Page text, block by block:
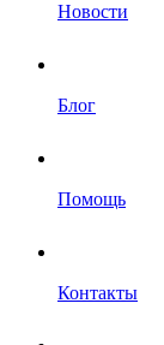
Новости
Блог
Помощь
Контакты